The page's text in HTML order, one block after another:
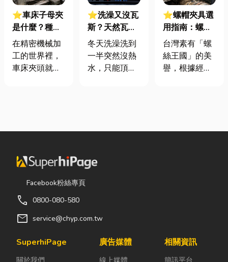
⭐車床子母夾
是什麼？種
類、規格挑選
與台灣採購推
薦完整指南
在精密機械加
工的世界裡，
車床夾頭就像
的工件。然
到少量多樣、
異形材或精密
棒材的訂單
往往需要耗費
大量時間拆裝
這時，車床子
⭐洗澡又沒瓦
斯？天然瓦斯
是什麼、費用
怎麼算？家庭
能源選擇與配
冬天洗澡洗到
一半突然沒熱
水，只能頂著
共同噩夢。隨
越多屋主在老
管工程。到底
麼？它跟傳統
⭐螺帽夾具選
用指南：螺母
挾具頻繁耗
損？3大關鍵
提升扣件成型
台灣素有「螺
絲王國」的美
譽，根據經濟
額高達 42.1
日益嚴苛的趨
Facebook粉絲專頁
call 0800-080-580
mail service@chyp.com.tw
SuperhiPage
關於我們
廣告媒體
線上媒體
相關資訊
簡訊平台